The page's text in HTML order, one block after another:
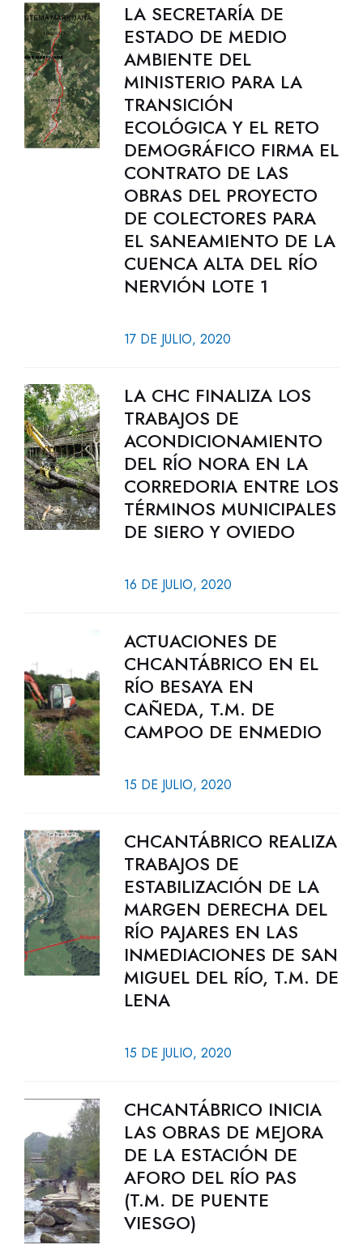
LA SECRETARÍA DE
ESTADO DE MEDIO
AMBIENTE DEL
MINISTERIO PARA LA
TRANSICIÓN
ECOLÓGICA Y EL RETO
DEMOGRÁFICO FIRMA EL
CONTRATO DE LAS
OBRAS DEL PROYECTO
DE COLECTORES PARA
EL SANEAMIENTO DE LA
CUENCA ALTA DEL RÍO
NERVIÓN LOTE 1
17 DE JULIO, 2020
LA CHC FINALIZA LOS
TRABAJOS DE
ACONDICIONAMIENTO
DEL RÍO NORA EN LA
CORREDORIA ENTRE LOS
TÉRMINOS MUNICIPALES
DE SIERO Y OVIEDO
16 DE JULIO, 2020
ACTUACIONES DE
CHCANTÁBRICO EN EL
RÍO BESAYA EN
CAÑEDA, T.M. DE
CAMPOO DE ENMEDIO
15 DE JULIO, 2020
CHCANTÁBRICO REALIZA
TRABAJOS DE
ESTABILIZACIÓN DE LA
MARGEN DERECHA DEL
RÍO PAJARES EN LAS
INMEDIACIONES DE SAN
MIGUEL DEL RÍO, T.M. DE
LENA
15 DE JULIO, 2020
CHCANTÁBRICO INICIA
LAS OBRAS DE MEJORA
DE LA ESTACIÓN DE
AFORO DEL RÍO PAS
(T.M. DE PUENTE
VIESGO)